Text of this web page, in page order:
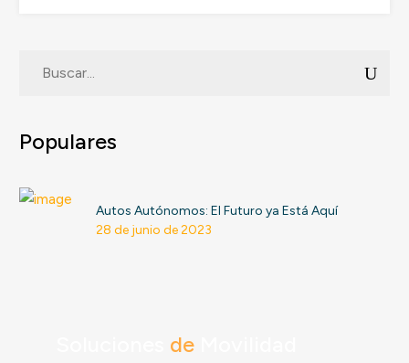
Populares
Autos Autónomos: El Futuro ya Está Aquí
28 de junio de 2023
de